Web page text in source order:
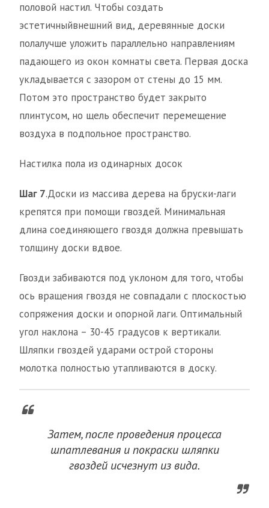
половой настил. Чтобы создать
эстетичныйвнешний вид, деревянные доски
полалучше уложить параллельно направлениям
падающего из окон комнаты света. Первая доска
укладывается с зазором от стены до 15 мм.
Потом это пространство будет закрыто
плинтусом, но щель обеспечит перемещение
воздуха в подпольное пространство.
Настилка пола из одинарных досок
Шаг 7.Доски из массива дерева на бруски-лаги
крепятся при помощи гвоздей. Минимальная
длина соединяющего гвоздя должна превышать
толщину доски вдвое.
Гвозди забиваются под уклоном для того, чтобы
ось вращения гвоздя не совпадали с плоскостью
сопряжения доски и опорной лаги. Оптимальный
угол наклона – 30-45 градусов к вертикали.
Шляпки гвоздей ударами острой стороны
молотка полностью утапливаются в доску.
Затем, после проведения процесса
шпатлевания и покраски шляпки
гвоздей исчезнут из вида.